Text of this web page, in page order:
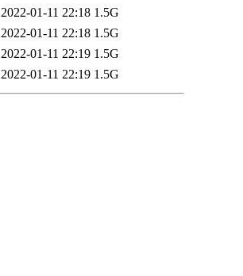
2022-01-11 22:18 1.5G
2022-01-11 22:18 1.5G
2022-01-11 22:19 1.5G
2022-01-11 22:19 1.5G